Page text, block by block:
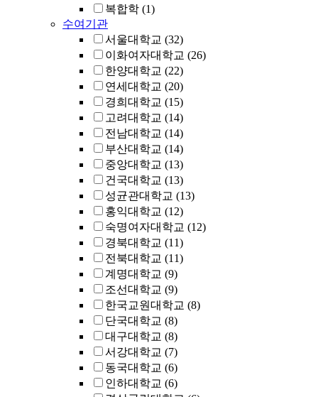
복합학 (1)
수여기관
서울대학교 (32)
이화여자대학교 (26)
한양대학교 (22)
연세대학교 (20)
경희대학교 (15)
고려대학교 (14)
전남대학교 (14)
부산대학교 (14)
중앙대학교 (13)
건국대학교 (13)
성균관대학교 (13)
홍익대학교 (12)
숙명여자대학교 (12)
경북대학교 (11)
전북대학교 (11)
계명대학교 (9)
조선대학교 (9)
한국교원대학교 (8)
단국대학교 (8)
대구대학교 (8)
서강대학교 (7)
동국대학교 (6)
인하대학교 (6)